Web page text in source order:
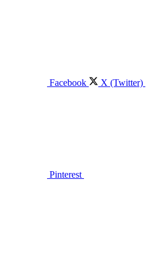
Facebook X (Twitter)
Pinterest